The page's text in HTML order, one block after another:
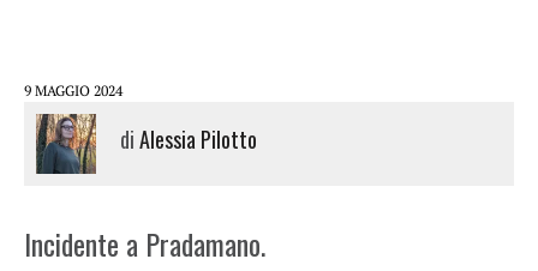
9 MAGGIO 2024
diAlessia Pilotto
Incidente a Pradamano.